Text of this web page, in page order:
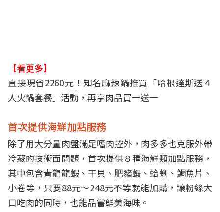
【看更多】
直接現省2260元！知名麻辣鍋推買「哈根達斯送４
人火鍋套餐」活動，再享肉品買一送一
首次提供海鮮加點服務
除了用大分量肉盤滿足嗜肉控外，肉多多也克服外帶
冷藏的技術面問題，首次提供８種海鮮類加點服務，
其中包含青龍龍蝦、干貝、肥豬蝦、蛤蜊、鯛魚片、
小卷等，只要88元～248元不等就能加購，讓粉絲大
口吃肉的同時，也能品嘗鮮美海味。